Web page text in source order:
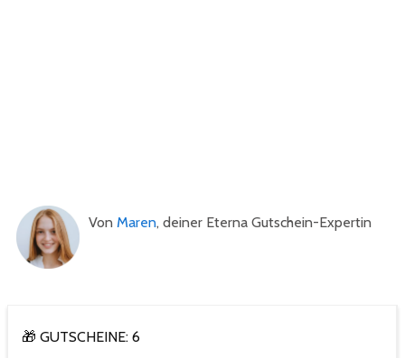
Von Maren, deiner Eterna Gutschein-Expertin
🎁 GUTSCHEINE: 6